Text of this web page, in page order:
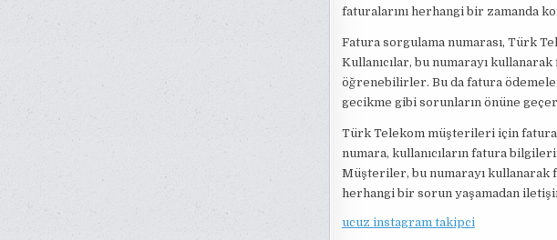
faturalarını herhangi bir zamanda
Fatura sorgulama numarası, Türk
Kullanıcılar, bu numarayı
öğrenebilirler. Bu da fatura
gecikme gibi sorunların önüne
Türk Telekom müşterileri için fatura
numara, kullanıcıların fatura
Müşteriler, bu numarayı
herhangi bir sorun yaşamadan
ucuz instagram takipci